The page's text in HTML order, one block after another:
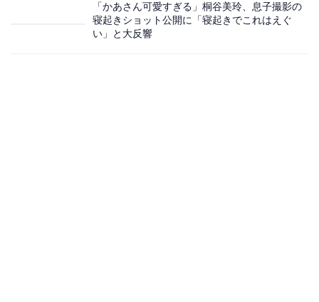
「かあさん可愛すぎる」桐谷美玲、息子撮影の
寝起きショット公開に「寝起きでこれはえぐ
い」と大反響